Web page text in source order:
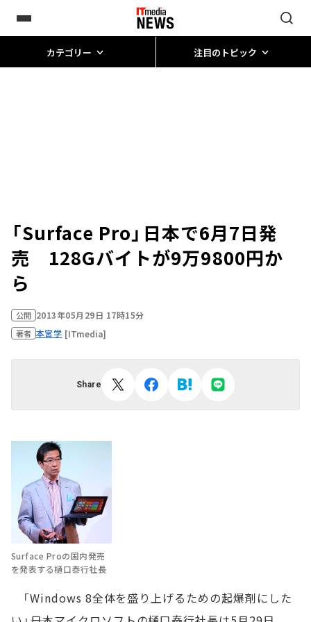
カテゴリー 注目のトピック
「Surface Pro」日本で6月7日発
売 128Gバイトが9万9800円か
ら
公開 2013年05月29日 17時15分
著者 本宮学 [ITmedia]
Share
Surface Proの国内発売
を発表する樋口泰行社長
「Windows 8全体を盛り上げるための起爆剤にした